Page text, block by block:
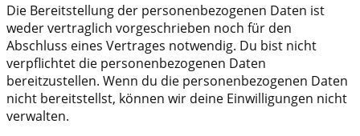
Die Bereitstellung der personenbezogenen Daten ist
weder vertraglich vorgeschrieben noch für den
Abschluss eines Vertrages notwendig. Du bist nicht
verpflichtet die personenbezogenen Daten
bereitzustellen. Wenn du die personenbezogenen Daten
nicht bereitstellst, können wir deine Einwilligungen nicht
verwalten.